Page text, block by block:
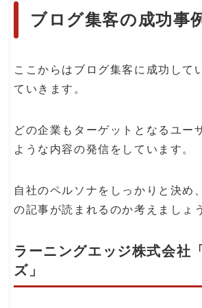
ブログ集客の成功事
ここからはブログ集客に成功して
ていきます。
どの企業もターゲットとなるユー
ような内容の発信をしています。
自社のペルソナをしっかりと決め
の記事が読まれるのか考えましょ
ラーニングエッジ株式会社
ズ」